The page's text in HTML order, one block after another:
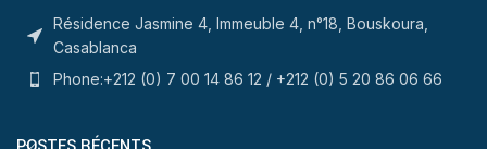
Résidence Jasmine 4, Immeuble 4, n°18, Bouskoura,
Casablanca
Phone:+212 (0) 7 00 14 86 12 / +212 (0) 5 20 86 06 66